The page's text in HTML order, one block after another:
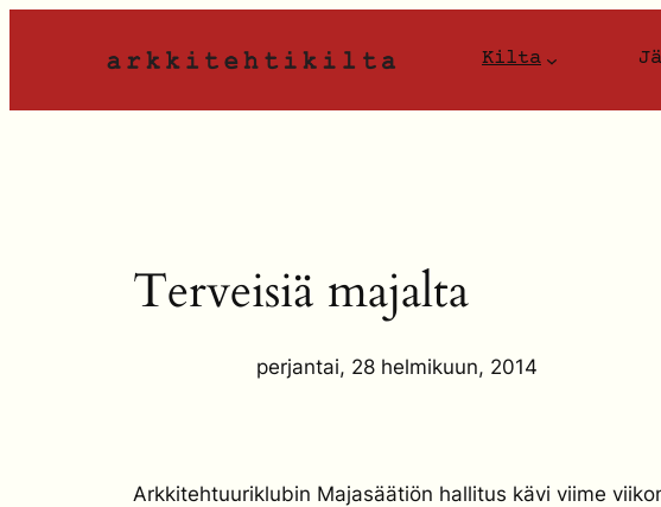
Kilta
Terveisiä majalta
perjantai, 28 helmikuun, 2014
Arkkitehtuuriklubin Majasäätiön hallitus kävi viime